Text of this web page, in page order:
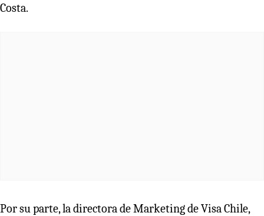
Costa.
Por su parte, la directora de Marketing de Visa Chile,